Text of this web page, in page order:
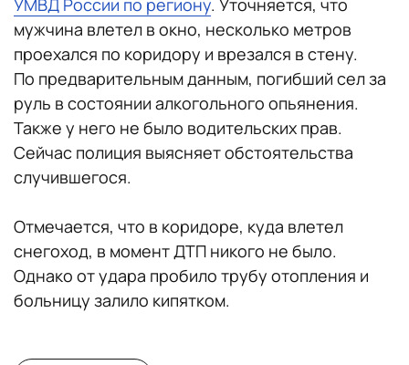
УМВД России по региону. Уточняется, что
мужчина влетел в окно, несколько метров
проехался по коридору и врезался в стену.
По предварительным данным, погибший сел за
руль в состоянии алкогольного опьянения.
Также у него не было водительских прав.
Сейчас полиция выясняет обстоятельства
случившегося.
Отмечается, что в коридоре, куда влетел
снегоход, в момент ДТП никого не было.
Однако от удара пробило трубу отопления и
больницу залило кипятком.